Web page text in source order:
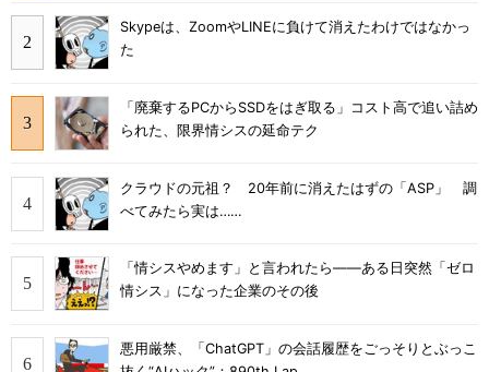
Skypeは、ZoomやLINEに負けて消えたわけではなかっ
た
「廃棄するPCからSSDをはぎ取る」コスト高で追い詰め
られた、限界情シスの延命テク
クラウドの元祖？ 20年前に消えたはずの「ASP」 調
べてみたら実は……
「情シスやめます」と言われたら――ある日突然「ゼロ
情シス」になった企業のその後
悪用厳禁、「ChatGPT」の会話履歴をごっそりとぶっこ